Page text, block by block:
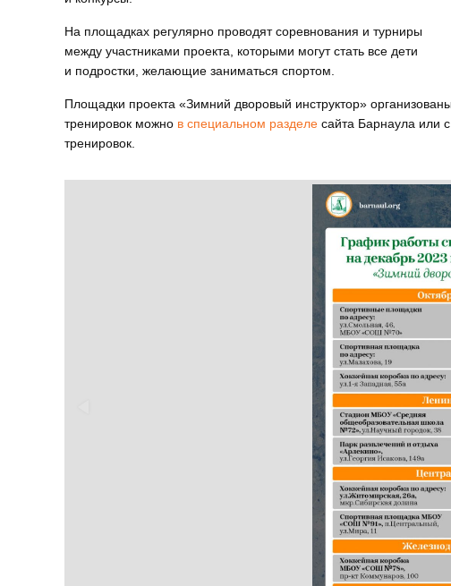
На площадках регулярно проводят соревнования и турниры
между участниками проекта, которыми могут стать все дети
и подростки, желающие заниматься спортом.
Площадки проекта «Зимний дворовый инструктор»
тренировок можно в специальном разделе сайта Барнаула или
тренировок.